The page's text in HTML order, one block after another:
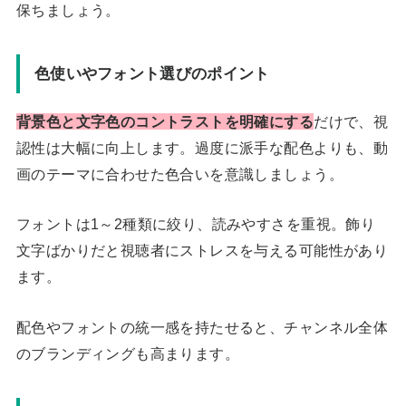
保ちましょう。
色使いやフォント選びのポイント
背景色と文字色のコントラストを明確にするだけで、視
認性は大幅に向上します。過度に派手な配色よりも、動
画のテーマに合わせた色合いを意識しましょう。
フォントは1～2種類に絞り、読みやすさを重視。飾り
文字ばかりだと視聴者にストレスを与える可能性があり
ます。
配色やフォントの統一感を持たせると、チャンネル全体
のブランディングも高まります。